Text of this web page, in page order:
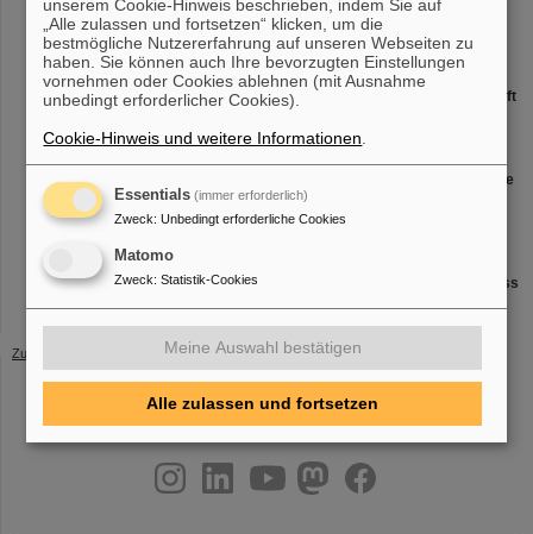
Wissenschaftsgeschichte
Peter Engels, Stadtarchiv Darmstadt
Mittwoch, 18.10.2023, 14 Uhr
Die Kunst der Präzision: Wie Strahlentherapie bewegte Tumore trifft
Röntgen-Astrophysik im Labor (Wie man die Signale heißer Objekte
im Weltall entschlüsselt)
Sonja Bernitt, Helmholtz-Institut Jena
Mittwoch, 06.12.2023, 14 Uhr
Quanten mit höchsten Energien – der Mensch unter Dauerbeschuss
Zurück
youtubehelmholtz.socialfacebook
unserem Cookie-Hinweis beschrieben, indem Sie auf
„Alle zulassen und fortsetzen“ klicken, um die
bestmögliche Nutzererfahrung auf unseren Webseiten zu
haben. Sie können auch Ihre bevorzugten Einstellungen
vornehmen oder Cookies ablehnen (mit Ausnahme
unbedingt erforderlicher Cookies).
Cookie-Hinweis und weitere Informationen
Essentials (immer erforderlich)
Zweck: Unbedingt erforderliche Cookies
Matomo
Zweck: Statistik-Cookies
Meine Auswahl bestätigen
Alle zulassen und fortsetzen